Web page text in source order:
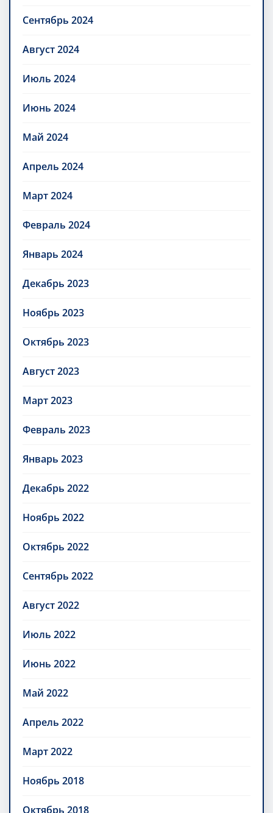
Сентябрь 2024
Август 2024
Июль 2024
Июнь 2024
Май 2024
Апрель 2024
Март 2024
Февраль 2024
Январь 2024
Декабрь 2023
Ноябрь 2023
Октябрь 2023
Август 2023
Март 2023
Февраль 2023
Январь 2023
Декабрь 2022
Ноябрь 2022
Октябрь 2022
Сентябрь 2022
Август 2022
Июль 2022
Июнь 2022
Май 2022
Апрель 2022
Март 2022
Ноябрь 2018
Октябрь 2018